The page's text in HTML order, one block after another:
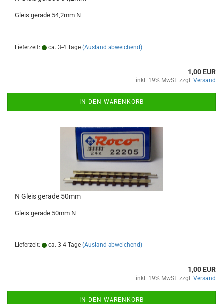
Gleis gerade 54,2mm N
Lieferzeit: ca. 3-4 Tage (Ausland abweichend)
1,00 EUR
inkl. 19% MwSt. zzgl. Versand
IN DEN WARENKORB
N Gleis gerade 50mm
Gleis gerade 50mm N
Lieferzeit: ca. 3-4 Tage (Ausland abweichend)
1,00 EUR
inkl. 19% MwSt. zzgl. Versand
IN DEN WARENKORB